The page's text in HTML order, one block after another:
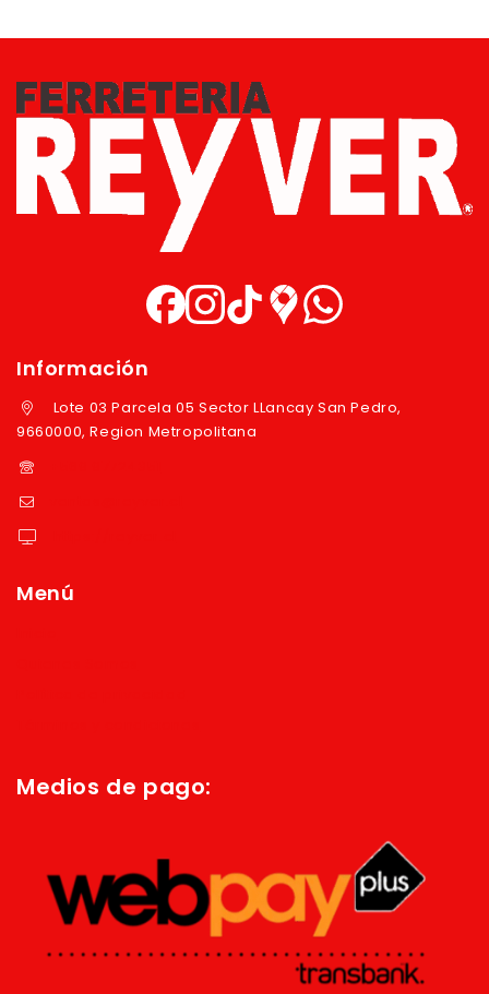
Información
Lote 03 Parcela 05 Sector LLancay San Pedro,
9660000, Region Metropolitana
Menú
Medios de pago: